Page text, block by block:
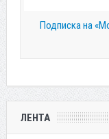
Подписка на
ЛЕНТА